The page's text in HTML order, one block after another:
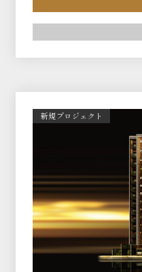
新規プロジェクト